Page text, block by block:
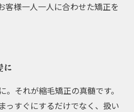
客様一人一人に合わせた矯正を
に
。それが縮毛矯正の真髄です。
っすぐにするだけでなく、扱い